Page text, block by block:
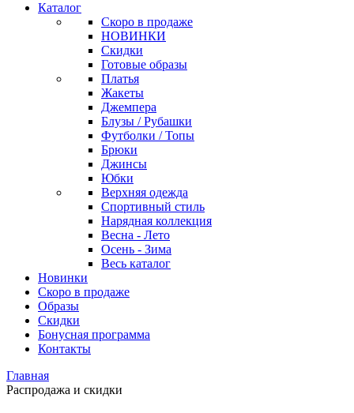
Каталог
Скоро в продаже
НОВИНКИ
Скидки
Готовые образы
Платья
Жакеты
Джемпера
Блузы / Рубашки
Футболки / Топы
Брюки
Джинсы
Юбки
Верхняя одежда
Спортивный стиль
Нарядная коллекция
Весна - Лето
Осень - Зима
Весь каталог
Новинки
Скоро в продаже
Образы
Скидки
Бонусная программа
Контакты
Главная
Распродажа и скидки